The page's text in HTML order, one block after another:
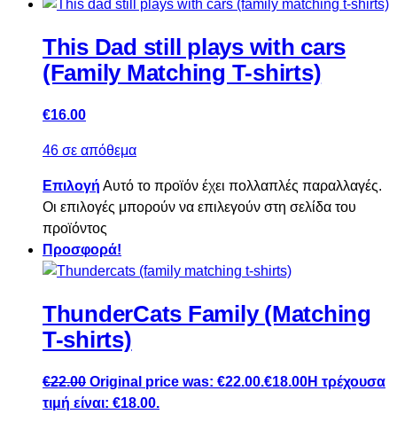
This Dad still plays with cars
(Family Matching T-shirts)
€16.00
46 σε απόθεμα
Επιλογή Αυτό το προϊόν έχει πολλαπλές παραλλαγές.
Οι επιλογές μπορούν να επιλεγούν στη σελίδα του
προϊόντος
Προσφορά!
ThunderCats Family (Matching
T-shirts)
€22.00 Original price was: €22.00.€18.00Η τρέχουσα
τιμή είναι: €18.00.